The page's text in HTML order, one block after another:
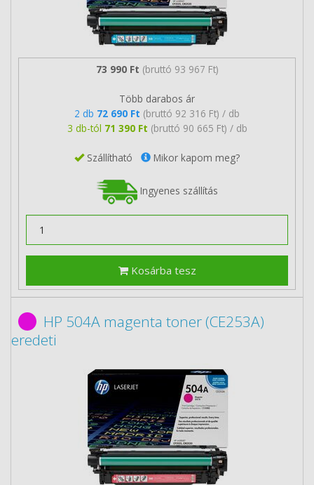
73 990 Ft (bruttó 93 967 Ft)
Több darabos ár
2 db 72 690 Ft (bruttó 92 316 Ft) / db
3 db-tól 71 390 Ft (bruttó 90 665 Ft) / db
Szállítható Mikor kapom meg?
Ingyenes szállítás
Kosárba tesz
HP 504A magenta toner (CE253A)
eredeti